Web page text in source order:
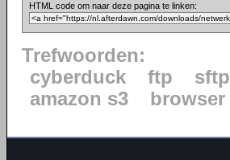
HTML code om naar deze pagina te linken:
Trefwoorden:
cyberduck
ftp sftp
amazon s3
browser